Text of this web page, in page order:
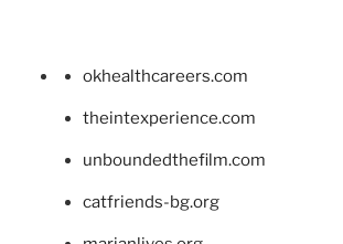
okhealthcareers.com
theintexperience.com
unboundedthefilm.com
catfriends-bg.org